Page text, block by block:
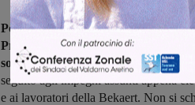
Poi l'appello alla Regione: "La
Presidente Giani, non può accettare
socialeche si sta consumando. Il
seguito agli impegni assunti appena
e ai lavoratori della Bekaert. Non si